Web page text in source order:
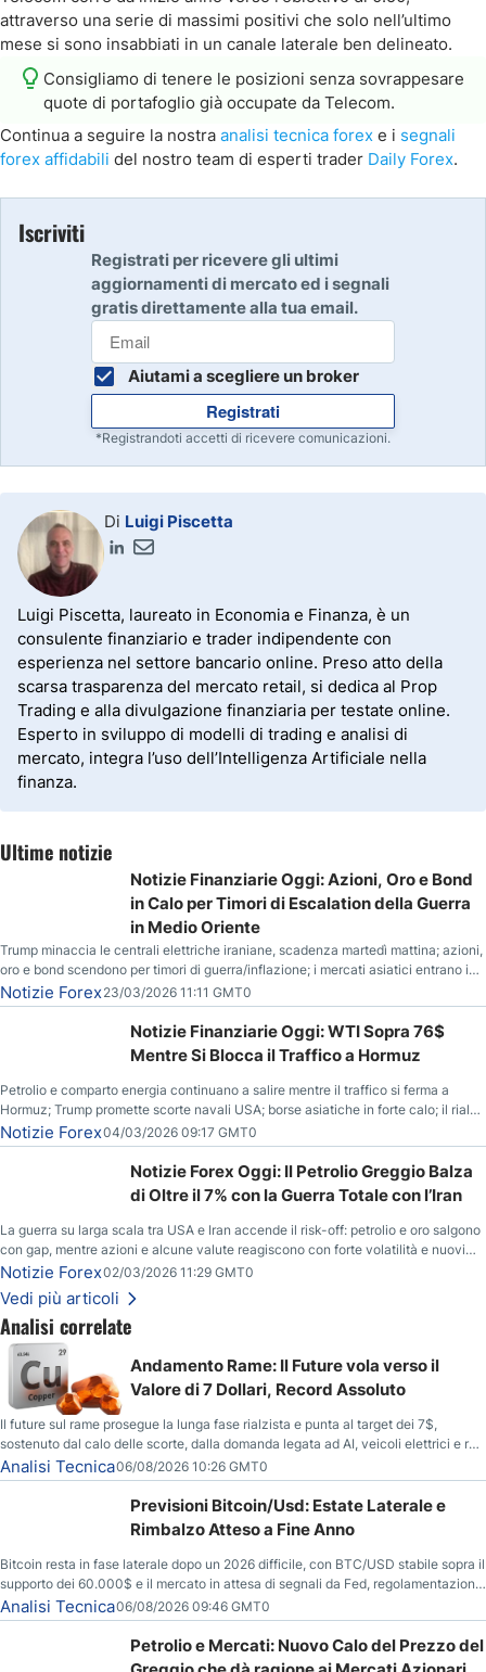
attraverso una serie di massimi positivi che solo nell’ultimo
mese si sono insabbiati in un canale laterale ben delineato.
Consigliamo di tenere le posizioni senza sovrappesare
quote di portafoglio già occupate da Telecom.
Continua a seguire la nostra analisi tecnica forex e i segnali
forex affidabili del nostro team di esperti trader Daily Forex.
Iscriviti
Registrati per ricevere gli ultimi
aggiornamenti di mercato ed i segnali
gratis direttamente alla tua email.
Aiutami a scegliere un broker
Registrati
*Registrandoti accetti di ricevere comunicazioni.
Di Luigi Piscetta
Luigi Piscetta, laureato in Economia e Finanza, è un
consulente finanziario e trader indipendente con
esperienza nel settore bancario online. Preso atto della
scarsa trasparenza del mercato retail, si dedica al Prop
Trading e alla divulgazione finanziaria per testate online.
Esperto in sviluppo di modelli di trading e analisi di
mercato, integra l’uso dell’Intelligenza Artificiale nella
finanza.
Ultime notizie
Notizie Finanziarie Oggi: Azioni, Oro e Bond
in Calo per Timori di Escalation della Guerra
in Medio Oriente
Trump minaccia le centrali elettriche iraniane, scadenza martedì mattina; azioni,
oro e bond scendono per timori di guerra/inflazione; i mercati asiatici entrano in
correzione; il petrolio greggio resta stabile.
Notizie Forex23/03/2026 11:11 GMT0
Notizie Finanziarie Oggi: WTI Sopra 76$
Mentre Si Blocca il Traffico a Hormuz
Petrolio e comparto energia continuano a salire mentre il traffico si ferma a
Hormuz; Trump promette scorte navali USA; borse asiatiche in forte calo; il rialzo
del gas naturale mette pressione all’euro.
Notizie Forex04/03/2026 09:17 GMT0
Notizie Forex Oggi: Il Petrolio Greggio Balza
di Oltre il 7% con la Guerra Totale con l’Iran
La guerra su larga scala tra USA e Iran accende il risk-off: petrolio e oro salgono
con gap, mentre azioni e alcune valute reagiscono con forte volatilità e nuovi
livelli da monitorare.
Notizie Forex02/03/2026 11:29 GMT0
Vedi più articoli
Analisi correlate
Andamento Rame: Il Future vola verso il
Valore di 7 Dollari, Record Assoluto
Il future sul rame prosegue la lunga fase rialzista e punta al target dei 7$,
sostenuto dal calo delle scorte, dalla domanda legata ad AI, veicoli elettrici e reti
energetiche, e dai timori di deficit produttivo dal 2028.
Analisi Tecnica06/08/2026 10:26 GMT0
Previsioni Bitcoin/Usd: Estate Laterale e
Rimbalzo Atteso a Fine Anno
Bitcoin resta in fase laterale dopo un 2026 difficile, con BTC/USD stabile sopra il
supporto dei 60.000$ e il mercato in attesa di segnali da Fed, regolamentazione
USA ed elezioni di medio termine.
Analisi Tecnica06/08/2026 09:46 GMT0
Petrolio e Mercati: Nuovo Calo del Prezzo del